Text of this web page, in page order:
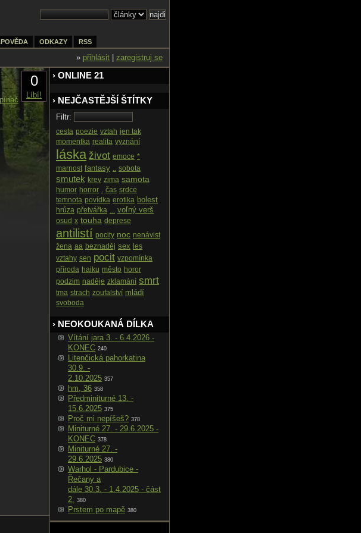
ODKAZY RSS
» přihlásit zaregistruj se
0
Líbí!
› ONLINE 21
› NEJČASTĚJŠÍ ŠTÍTKY
Filtr:
cesta poezie vztah jen tak
momentka realita vyznání
láska život emoce *
marnost fantasy .. sobota
smutek krev zima samota
humor horror . čas srdce
temnota povídka erotika bolest
hrůza přetvářka ... voľný verš
osud x touha deprese
antilistí pocity noc nenávist
žena aa beznaděj sex les
vztahy sen pocit vzpomínka
příroda haiku město horor
podzim naděje zklamání smrt
tma strach zoufalství mládí
svoboda
› NEOKOUKANÁ DÍLKA
Vítání jara 3. - 6.4.2026 -
KONEC 240
Litenčická pahorkatina
30.9. -
2.10.2025 357
hm, 36 358
Předminiturné 13. -
15.6.2025 375
Proč mi nepíšeš? 378
Miniturné 27. - 29.6.2025 -
KONEC 378
Miniturné 27. -
29.6.2025 380
Warhol - Pardubice -
Řečany a
dále 30.3. - 1.4.2025 - část
2. 380
Prstem po mapě 380